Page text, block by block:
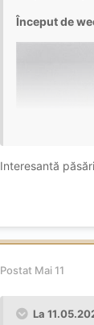
Început de
Interesantă
Postat Mai 11
La